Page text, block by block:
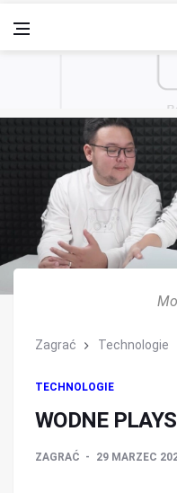
Zagrać Technologie
TECHNOLOGIE
WODNE
ZAGRAĆ 29 MARZEC